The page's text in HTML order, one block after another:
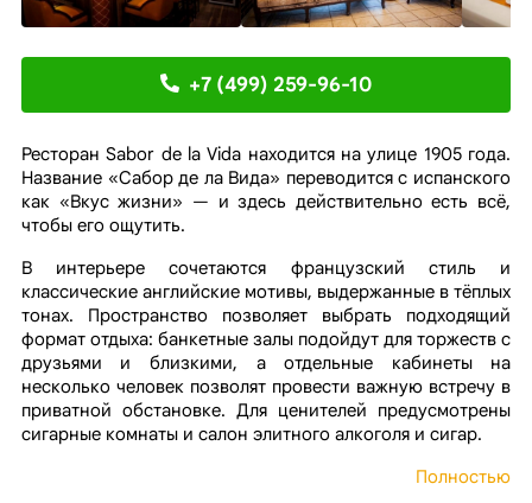
+7 (499) 259-96-10
Ресторан Sabor de la Vida находится на улице 1905 года.
Название «Сабор де ла Вида» переводится с испанского
как «Вкус жизни» — и здесь действительно есть всё,
чтобы его ощутить.
В интерьере сочетаются французский стиль и
классические английские мотивы, выдержанные в тёплых
тонах. Пространство позволяет выбрать подходящий
формат отдыха: банкетные залы подойдут для торжеств с
друзьями и близкими, а отдельные кабинеты на
несколько человек позволят провести важную встречу в
приватной обстановке. Для ценителей предусмотрены
сигарные комнаты и салон элитного алкоголя и сигар.
Полностью